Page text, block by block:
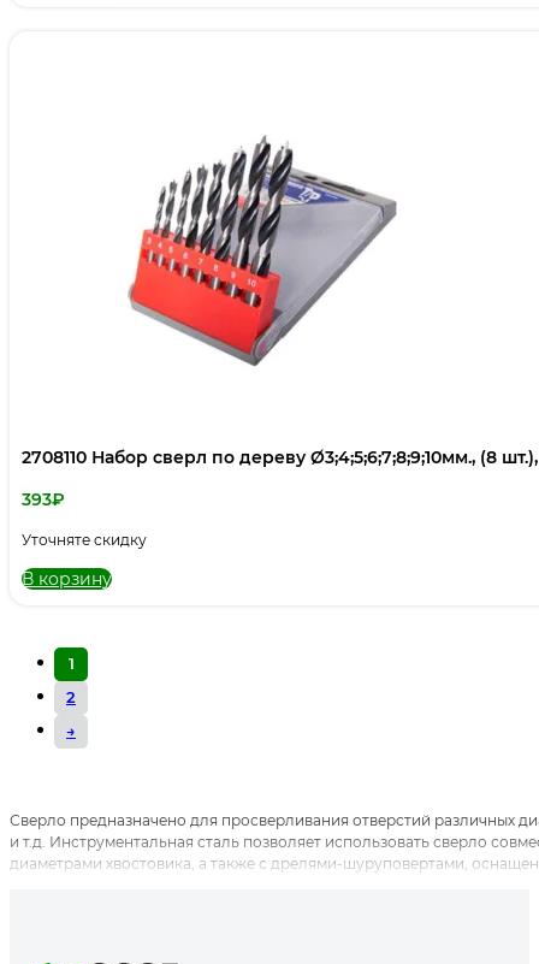
2708110 Набор сверл по дереву Ø3;4;5;6;7;8;9;10мм., (8
393₽
Уточняте скидку
В корзину
1
2
→
Сверло предназначено для просверливания отверстий различных
и т.д. Инструментальная сталь позволяет использовать сверло
диаметрами хвостовика, а также с дрелями-шуруповертами,